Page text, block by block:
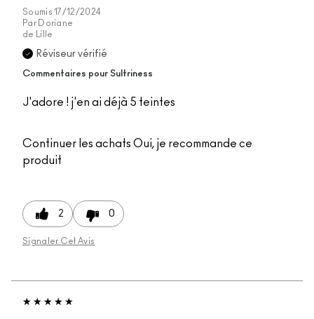
Soumis17/12/2024
Par Doriane
de
Lille
Réviseur vérifié
Commentaires pour Sultriness
J'adore ! j'en ai déjà 5 teintes
Continuer les achats Oui, je recommande ce
produit
2 0
Signaler Cet Avis